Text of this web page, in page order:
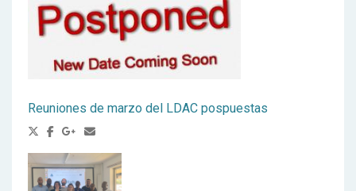
Reuniones de marzo del LDAC pospuestas